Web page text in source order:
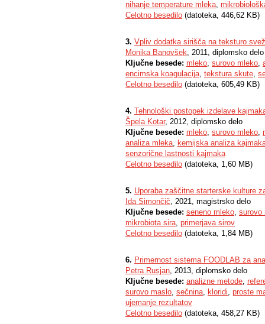
nihanje temperature mleka,
Celotno besedilo (datoteka, 446,62 KB)
3. Vpliv dodatka sirišča na teksturo
Monika Banovšek, 2011, diplomsko delo
Ključne besede: mleko, surovo mleko,
encimska koagulacija, tekstura skute,
Celotno besedilo (datoteka, 605,49 KB)
4. Tehnološki postopek izdelave
Špela Kotar, 2012, diplomsko delo
Ključne besede: mleko, surovo mleko,
analiza mleka, kemijska analiza
senzorične lastnosti kajmaka
Celotno besedilo (datoteka, 1,60 MB)
5. Uporaba zaščitne starterske kulture
Ida Simončič, 2021, magistrsko delo
Ključne besede: seneno mleko, surovo
mikrobiota sira, primerjava sirov
Celotno besedilo (datoteka, 1,84 MB)
6. Primernost sistema FOODLAB za
Petra Rusjan, 2013, diplomsko delo
Ključne besede: analizne metode,
surovo maslo, sečnina, kloridi, proste
ujemanje rezultatov
Celotno besedilo (datoteka, 458,27 KB)